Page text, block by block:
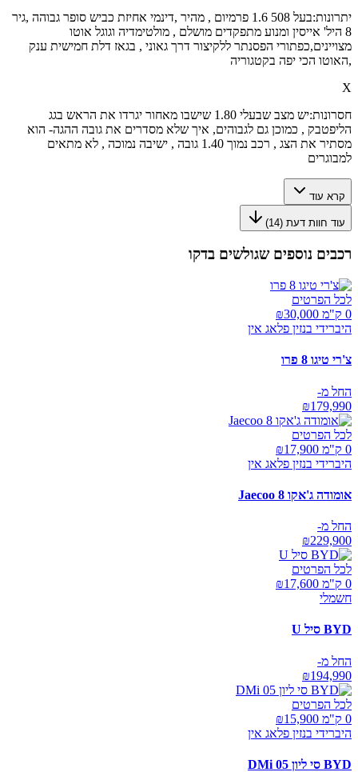
יתרונות:
בעל 508 1.6 פרמיום , מהיר ,דינמי אחיזת כביש סופר גבוהה ,גיר
8 היל' אייסין ומנוע מתפקדים מושלם , מולטימדיה וגוגל אוטו
מצויינים,כפתורי הפסנתר ללקיצור דרך גאוני , בגאז דלת חמישית ענק
,האוטו הכי יפה בקטגוריה
X
חסרונות:
יש מצב שבעלי 1.80 שישבו מאחור יגרדו את הראש בגג
הליפטבק , כמוכן גם לגבוהים, איך שלא מסדרים את גובה ההגה- הוא
מסתיר את הצג , רכב נמוך 1.40 גובה , ישיבה נמוכה , לא מתאים
למבוגרים
קרא עוד
עוד חוות דעת (14
)
רכבים נוספים שגולשים בדקו
לכל הפרטים
0 ק"מ ₪
30,000
היברידי בנזין פלאג אין
צ'רי טיגו 8 פרו
החל מ-
₪179,990
לכל הפרטים
0 ק"מ ₪
17,900
היברידי בנזין פלאג אין
אומודה ג'אקו Jaecoo 8
החל מ-
₪229,900
לכל הפרטים
0 ק"מ ₪
17,600
חשמלי
BYD סיל U
החל מ-
₪194,990
לכל הפרטים
0 ק"מ ₪
15,900
היברידי בנזין פלאג אין
BYD סי ליון 05 DMi